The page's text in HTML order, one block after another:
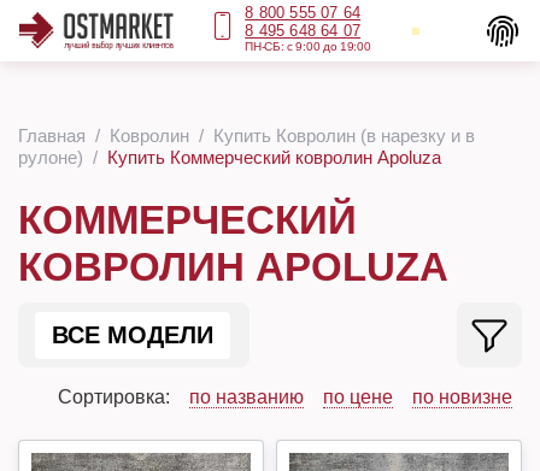
8 800 555 07 64
8 495 648 64 07
ПН-СБ: с 9:00 до 19:00
Главная Ковролин
Купить Ковролин (в нарезку и в
рулоне)
Купить Коммерческий ковролин Apoluza
КОММЕРЧЕСКИЙ
КОВРОЛИН APOLUZA
ВСЕ МОДЕЛИ
Сортировка: по названию по цене по новизне